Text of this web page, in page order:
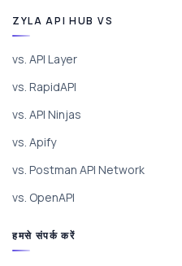
ZYLA API HUB VS
vs. API Layer
vs. RapidAPI
vs. API Ninjas
vs. Apify
vs. Postman API Network
vs. OpenAPI
हमसे संपर्क करें